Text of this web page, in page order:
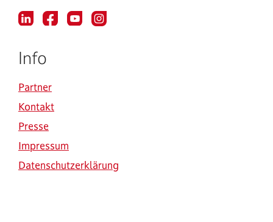
Info
Partner
Kontakt
Presse
Impressum
Datenschutzerklärung